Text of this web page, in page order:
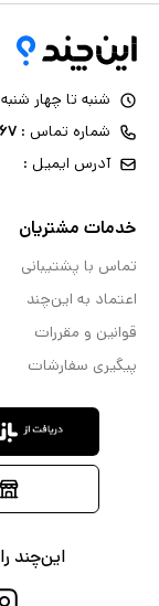
شنبه تا چهار شنبه از ۹ الی ۱۷ ، پنج شنبه ۹
شماره تماس :
آدرس ایمیل :
خدمات مشتریان
تماس با پشتیبانی
اعتماد به این‌چند
قوانین و مقررات
پیگیری سفارشات
این‌چند